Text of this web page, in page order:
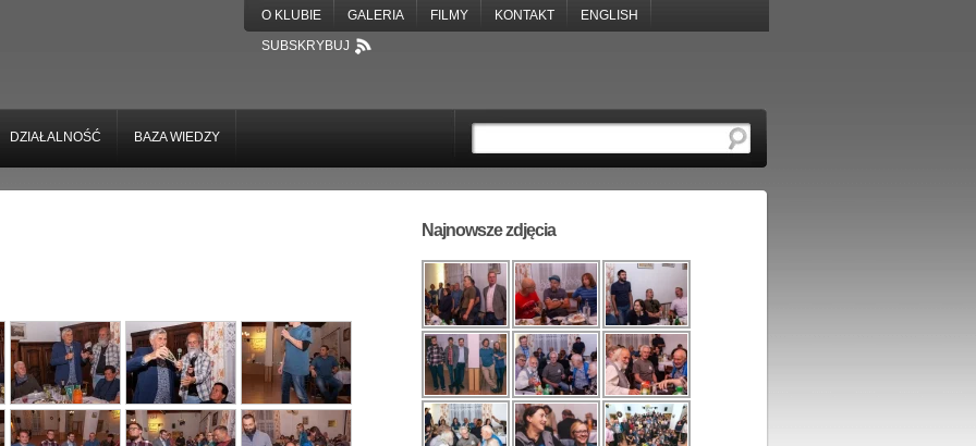
O KLUBIE GALERIA FILMY KONTAKT
ENGLISH
SUBSKRYBUJ
DZIAŁALNOŚĆ BAZA WIEDZY
Najnowsze zdjęcia